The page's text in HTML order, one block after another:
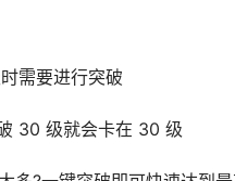
需要进行突破
30 级就会卡在 30 级